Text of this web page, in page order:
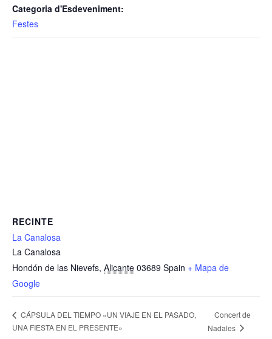
Categoria d'Esdeveniment:
Festes
RECINTE
La Canalosa
La Canalosa
Hondón de las Nievefs, Alicante 03689 Spain + Mapa de
Google
CÁPSULA DEL TIEMPO «UN VIAJE EN EL PASADO,
UNA FIESTA EN EL PRESENTE»
Concert de
Nadales